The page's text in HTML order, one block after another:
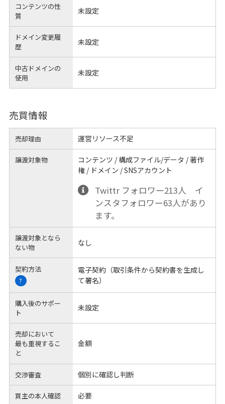
コンテンツの性
質
未設定
ドメイン変更履
歴
未設定
中古ドメインの
使用
未設定
売買情報
売却理由 運営リソース不足
譲渡対象物
コンテンツ / 構成ファイル/データ / 著作
権 / ドメイン / SNSアカウント
Twittr フォロワー213人 イ
ンスタフォロワー63人があり
ます。
譲渡対象となら
ない物
なし
契約方法
?
電子契約（取引条件から契約書を生成し
て署名）
購入後のサポー
ト
未設定
売却において
最も重視するこ
と
金額
交渉審査 個別に確認し判断
買主の本人確認 必要